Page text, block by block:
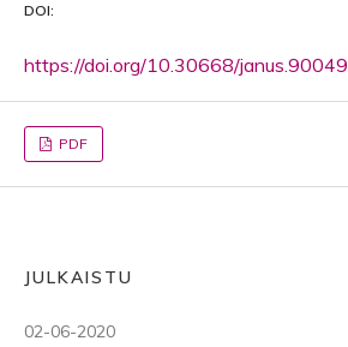
DOI:
https://doi.org/10.30668/janus.90049
PDF
JULKAISTU
02-06-2020